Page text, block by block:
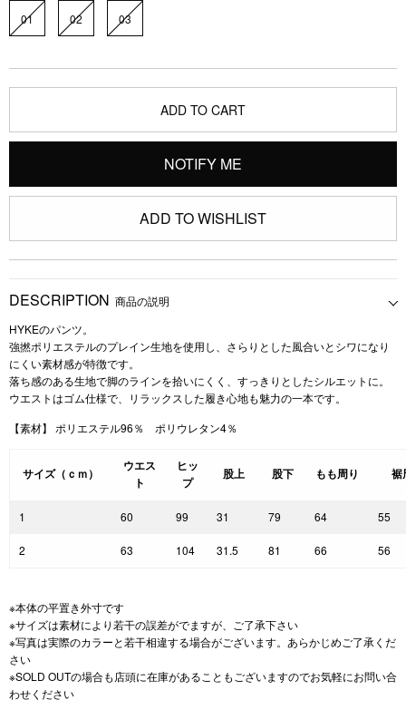
01 02 03
ADD TO CART
NOTIFY ME
ADD TO WISHLIST
DESCRIPTION 商品の説明
HYKEのパンツ。
強撚ポリエステルのプレイン生地を使用し、さらりとした風合いとシワになり
にくい素材感が特徴です。
落ち感のある生地で脚のラインを拾いにくく、すっきりとしたシルエットに。
ウエストはゴム仕様で、リラックスした履き心地も魅力の一本です。
【素材】 ポリエステル96％ ポリウレタン4％
サイズ（ｃｍ）
ウエス
ト
ヒッ
プ
股上 股下 もも周り 裾
1 60 99 31 79 64 55
2 63 104 31.5 81 66 56
※本体の平置き外寸です
※サイズは素材により若干の誤差がでますが、ご了承下さい
※写真は実際のカラーと若干相違する場合がございます。あらかじめご了承くだ
さい
※SOLD OUTの場合も店頭に在庫があることもございますのでお気軽にお問い合
わせください